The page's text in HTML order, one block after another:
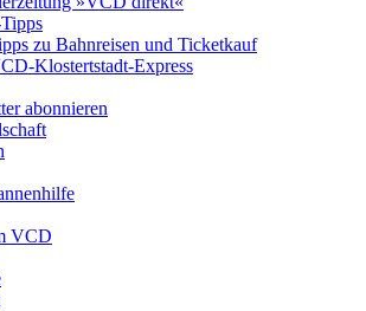
zu Bahnreisen und Ticketkauf
Klostertstadt-Express
abonnieren
VCD